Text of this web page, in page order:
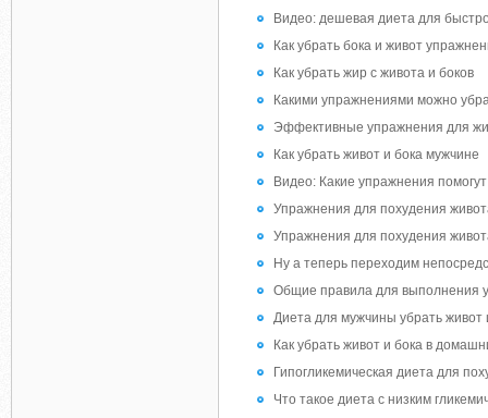
Видео: дешевая диета для
Как убрать бока и живот
Как убрать жир с живота и боков
Какими упражнениями можно
Эффективные упражнения для
Как убрать живот и бока мужчине
Видео: Какие упражнения
Упражнения для похудения
Упражнения для похудения
Ну а теперь переходим
Общие правила для выполнения
Диета для мужчины убрать живот
Как убрать живот и бока в
Гипогликемическая диета для
Что такое диета с низким